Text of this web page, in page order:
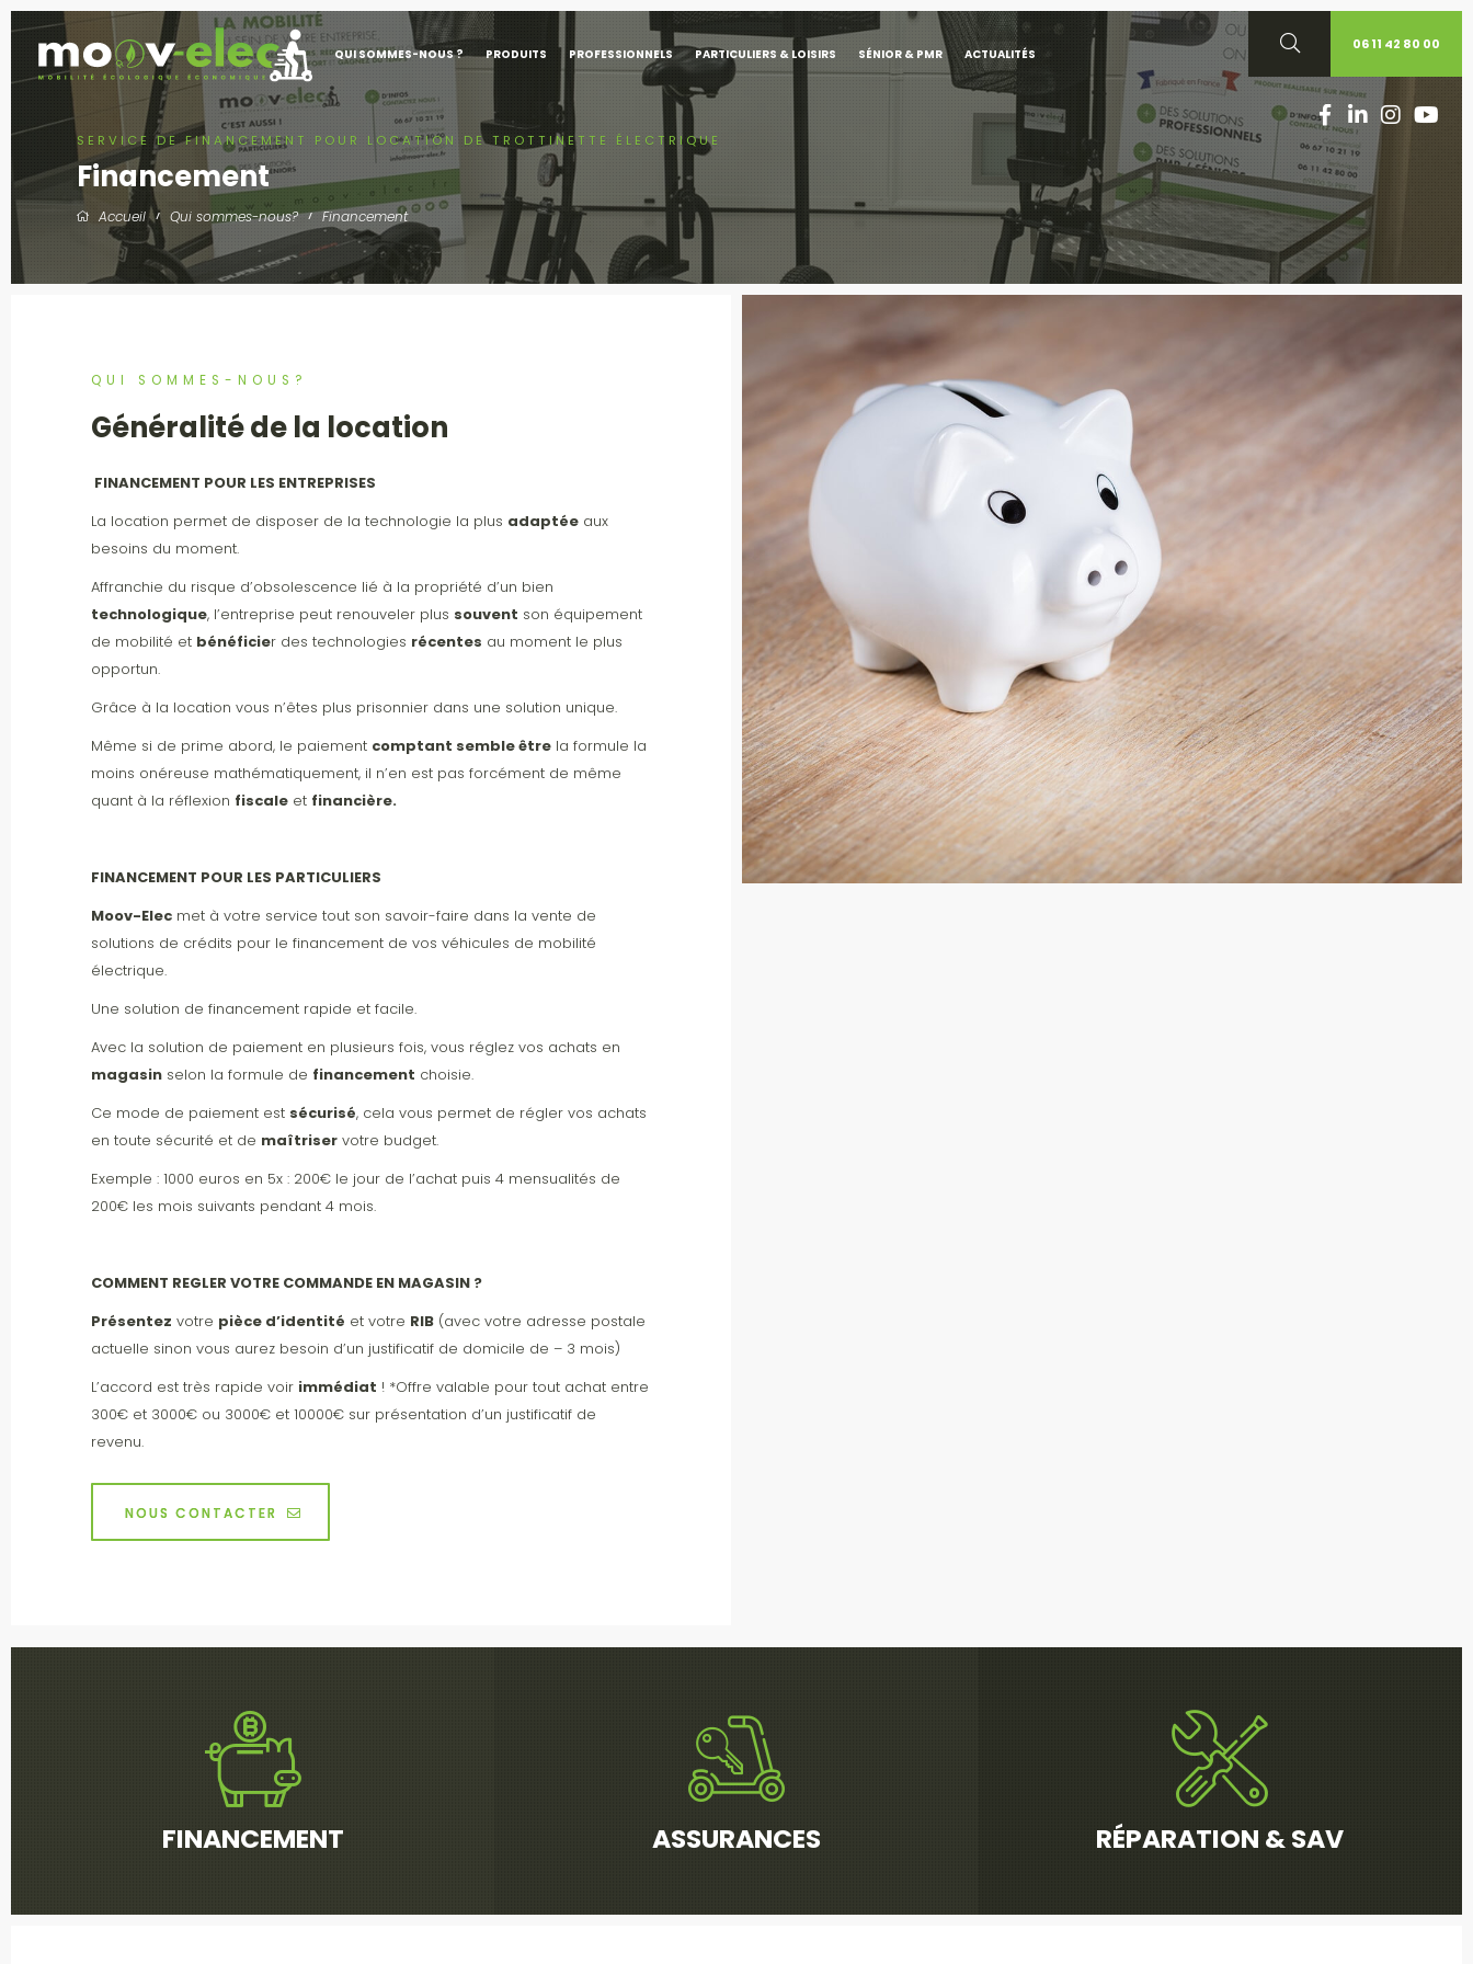
QUI SOMMES-NOUS ? PRODUITS PROFESSIONNELS PARTICULIERS & LOISIRS SÉNIOR & PMR ACTUALITÉS
06 11 42 80 00
SERVICE DE FINANCEMENT POUR LOCATION DE TROTTINETTE ÉLECTRIQUE
Financement
Accueil Qui sommes-nous? Financement
QUI SOMMES-NOUS?
Généralité de la location
FINANCEMENT POUR LES ENTREPRISES
La location permet de disposer de la technologie la plus adaptée aux
besoins du moment.
Affranchie du risque d’obsolescence lié à la propriété d’un bien
technologique, l’entreprise peut renouveler plus souvent son équipement
de mobilité et bénéficier des technologies récentes au moment le plus
opportun.
Grâce à la location vous n’êtes plus prisonnier dans une solution unique.
Même si de prime abord, le paiement comptant semble être la formule la
moins onéreuse mathématiquement, il n’en est pas forcément de même
quant à la réflexion fiscale et financière.
FINANCEMENT POUR LES PARTICULIERS
Moov-Elec met à votre service tout son savoir-faire dans la vente de
solutions de crédits pour le financement de vos véhicules de mobilité
électrique.
Une solution de financement rapide et facile.
Avec la solution de paiement en plusieurs fois, vous réglez vos achats en
magasin selon la formule de financement choisie.
Ce mode de paiement est sécurisé, cela vous permet de régler vos achats
en toute sécurité et de maîtriser votre budget.
Exemple : 1000 euros en 5x : 200€ le jour de l’achat puis 4 mensualités de
200€ les mois suivants pendant 4 mois.
COMMENT REGLER VOTRE COMMANDE EN MAGASIN ?
Présentez votre pièce d’identité et votre RIB (avec votre adresse postale
actuelle sinon vous aurez besoin d’un justificatif de domicile de – 3 mois)
L’accord est très rapide voir immédiat ! *Offre valable pour tout achat entre
300€ et 3000€ ou 3000€ et 10000€ sur présentation d’un justificatif de
revenu.
NOUS CONTACTER
FINANCEMENT ASSURANCES RÉPARATION & SAV